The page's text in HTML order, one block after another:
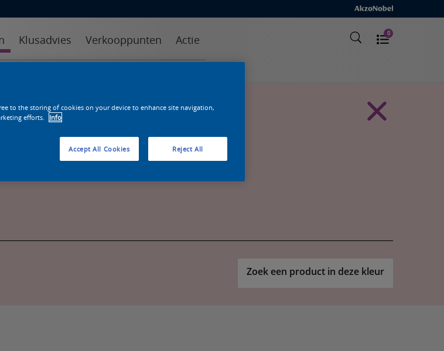
Klusadvies Verkooppunten Actie 0
Zoek een product in deze kleur
to the storing of cookies on your device to enhance site navigation,
efforts.
Info
Reject All
Accept All Cookies